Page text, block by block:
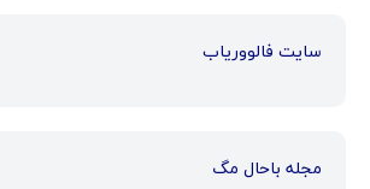
سایت فالووریاب
مجله باحال مگ